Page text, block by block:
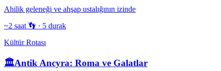
Ahilik geleneği ve ahşap ustalığının izinde
~2 saat 👣 · 5 durak
Kültür Rotası
🏛️Antik Ancyra: Roma ve Galatlar